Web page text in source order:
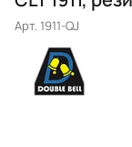
Арт. 1911-QJ